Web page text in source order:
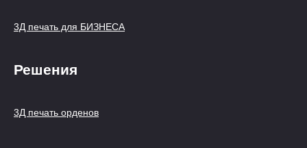
3Д печать для БИЗНЕСА
Решения
3Д печать орденов